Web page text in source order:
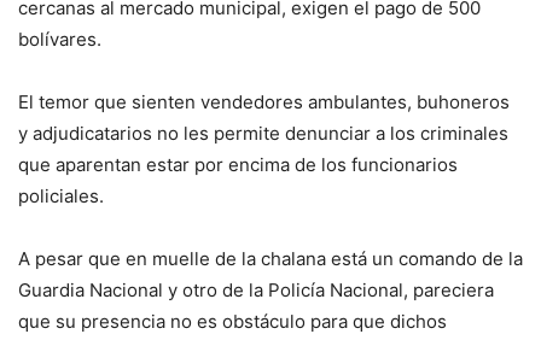
cercanas al mercado municipal, exigen el pago de 500
bolívares.
El temor que sienten vendedores ambulantes, buhoneros
y adjudicatarios no les permite denunciar a los criminales
que aparentan estar por encima de los funcionarios
policiales.
A pesar que en muelle de la chalana está un comando de la
Guardia Nacional y otro de la Policía Nacional, pareciera
que su presencia no es obstáculo para que dichos